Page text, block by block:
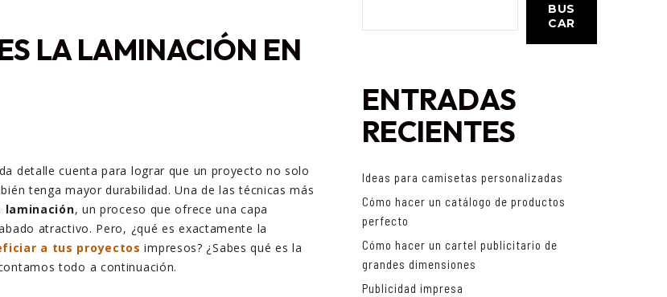
LA LAMINACIÓN EN
detalle cuenta para lograr que un proyecto no solo
tenga mayor durabilidad. Una de las técnicas más
laminación, un proceso que ofrece una capa
atractivo. Pero, ¿qué es exactamente la
a tus proyectos impresos? ¿Sabes qué es la
todo a continuación.
BUS
CAR
ENTRADAS
RECIENTES
Ideas para camisetas personalizadas
Cómo hacer un catálogo de productos
perfecto
Cómo hacer un cartel publicitario de
grandes dimensiones
Publicidad impresa